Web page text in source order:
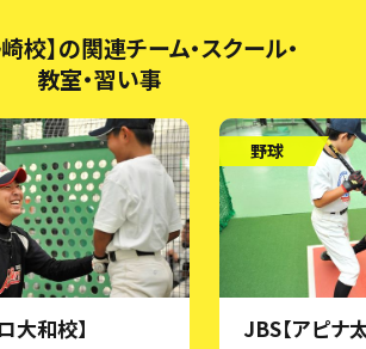
校】の関連チーム・スクール・
教室・習い事
大和校】
野球
JBS【アピナ